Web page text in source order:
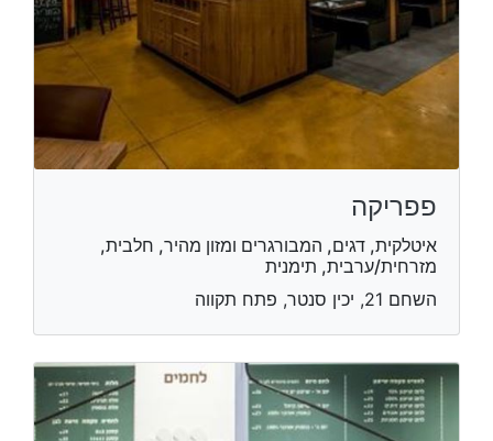
פפריקה
איטלקית, דגים, המבורגרים ומזון מהיר, חלבית,
מזרחית/ערבית, תימנית
השחם 21, יכין סנטר, פתח תקווה